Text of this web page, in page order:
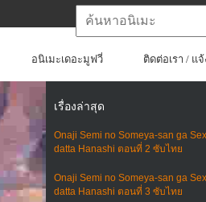
อนิเมะเดอะมูฟวี่ ติดต่อเรา / แ
เรื่องล่าสุด
Onaji Semi no Someya-san ga
datta Hanashi ตอนที่ 2 ซับไทย
Onaji Semi no Someya-san ga
datta Hanashi ตอนที่ 3 ซับไทย